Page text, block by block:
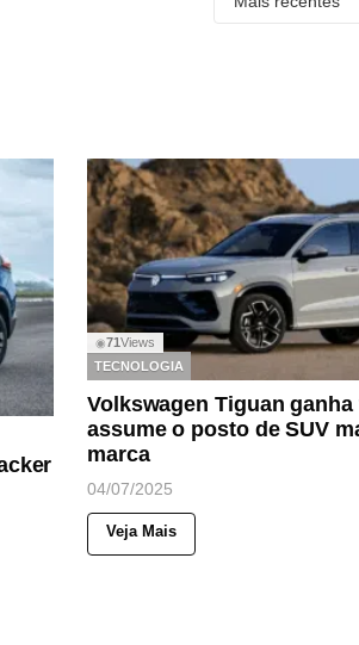
◉71 Views
TECNOLOGIA
Volkswagen Tiguan ganha
assume o posto de SUV
marca
04/07/2025
Veja Mais